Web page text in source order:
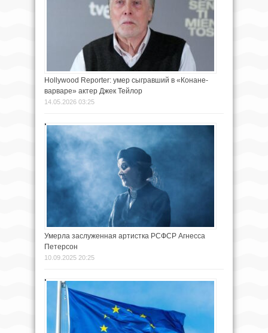
Hollywood Reporter: умер сыгравший в «Конане-
варваре» актер Джек Тейлор
14.05.2026 03:25
Умерла заслуженная артистка РСФСР Агнесса
Петерсон
10.09.2025 20:25